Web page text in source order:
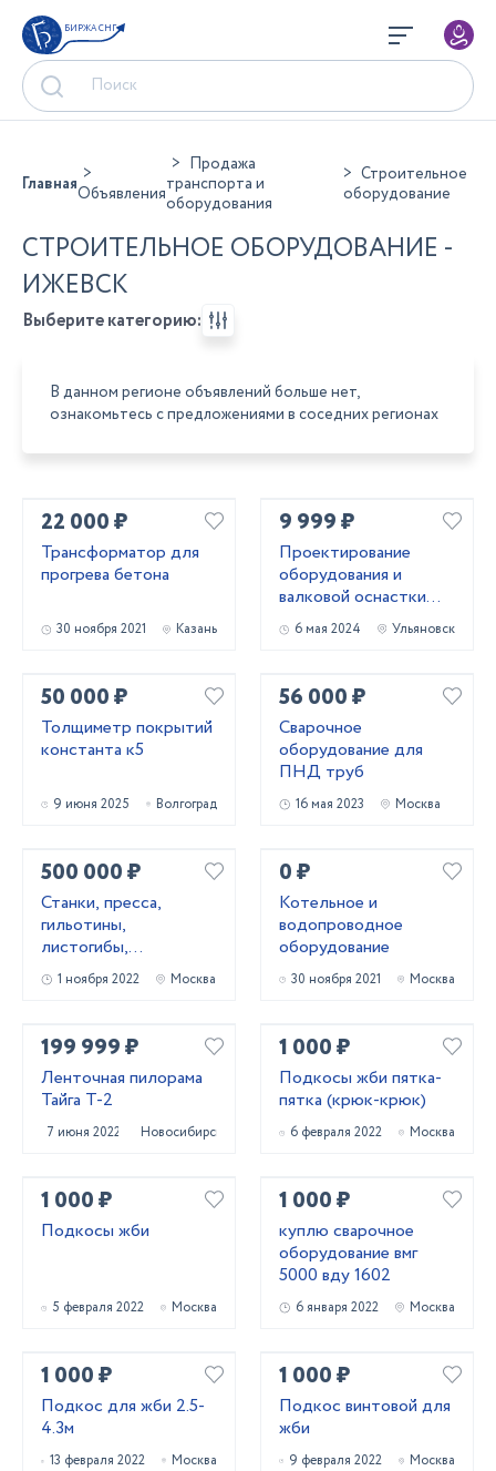
БИРЖА СНГ
ГлавнаяОбъявления
Продажа
транспорта и
оборудования
Строительное
оборудование
СТРОИТЕЛЬНОЕ ОБОРУДОВАНИЕ -
ИЖЕВСК
Выберите категорию:
В данном регионе объявлений больше нет,
ознакомьтесь с предложениями в соседних регионах
22 000 ₽
Трансформатор для
прогрева бетона
30 ноября 2021 Казань
9 999 ₽
Проектирование
оборудования и
валковой оснастки
для профилирования
металла
6 мая 2024 Ульяновск
50 000 ₽
Толщиметр покрытий
константа к5
9 июня 2025 Волгоград
56 000 ₽
Сварочное
оборудование для
ПНД труб
16 мая 2023 Москва
500 000 ₽
Станки, пресса,
гильотины,
листогибы,
трубогибы, вальцы,
молоты
1 ноября 2022 Москва
0 ₽
Котельное и
водопроводное
оборудование
30 ноября 2021 Москва
199 999 ₽
Ленточная пилорама
Тайга Т-2
7 июня 2022 Новосибирск
1 000 ₽
Подкосы жби пятка-
пятка (крюк-крюк)
6 февраля 2022 Москва
1 000 ₽
Подкосы жби
5 февраля 2022 Москва
1 000 ₽
куплю сварочное
оборудование вмг
5000 вду 1602
6 января 2022 Москва
1 000 ₽
Подкос для жби 2.5-
4.3м
13 февраля 2022 Москва
1 000 ₽
Подкос винтовой для
жби
9 февраля 2022 Москва